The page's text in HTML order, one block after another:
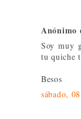
Anónimo
Soy muy
tu quiche
Besos
sábado,